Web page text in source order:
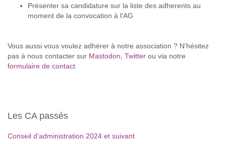
Présenter sa candidature sur la liste des adherents au
moment de la convocation à l'AG
Vous aussi vous voulez adhérer à notre association ? N'hésitez
pas à nous contacter sur Mastodon Twitter ou via notre
formulaire de contact
Les CA passés
Conseil d'administration 2024 et suivant